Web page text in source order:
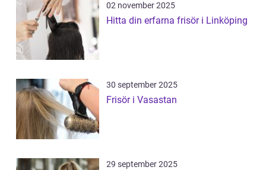
02 november 2025
Hitta din erfarna frisör i Linköping
30 september 2025
Frisör i Vasastan
29 september 2025